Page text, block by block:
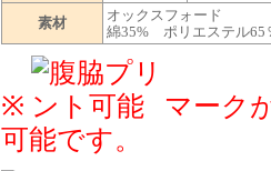
素材
オックスフォード
綿35% ポリエステル65
※
マーク
可能です。